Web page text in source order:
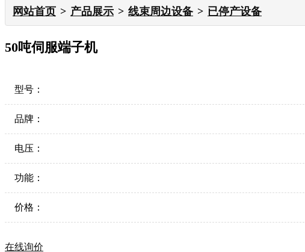
网站首页 产品展示 线束周边设备 已停产设备
50吨伺服端子机
型号：
品牌：
电压：
功能：
价格：
在线询价